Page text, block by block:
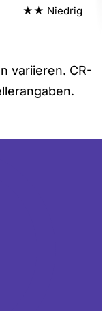
★★ Niedrig
variieren. CR-